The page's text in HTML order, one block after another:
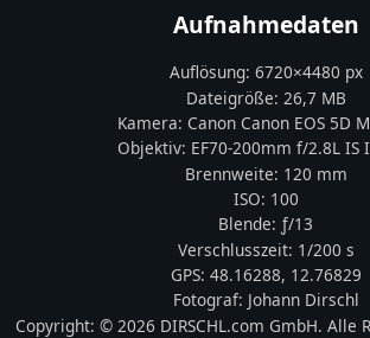
Aufnahmedaten
Auflösung: 6720×4480 px
Dateigröße: 26,7 MB
Kamera: CanonCanon EOS 5D
Objektiv: EF70-200mm f/2.8L IS
Brennweite: 120 mm
ISO: 100
Blende: ƒ/13
Verschlusszeit: 1/200 s
GPS: 48.16288, 12.76829
Fotograf: Johann Dirschl
Copyright: © 2026 DIRSCHL.com GmbH. Alle